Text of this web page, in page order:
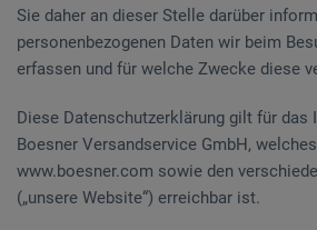
Sie daher an dieser Stelle darüber
personenbezogenen Daten wir beim
erfassen und für welche Zwecke diese
Diese Datenschutzerklärung gilt für das
Boesner Versandservice GmbH,
www.boesner.com sowie den
(„unsere Website“) erreichbar ist.